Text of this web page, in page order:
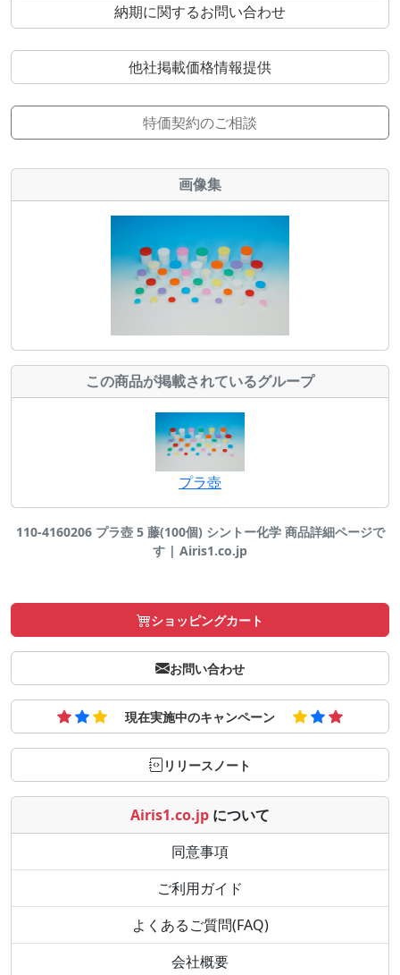
納期に関するお問い合わせ
他社掲載価格情報提供
特価契約のご相談
画像集
この商品が掲載されているグループ
プラ壺
110-4160206 プラ壺 5 藤(100個) シントー化学 商品詳細ページで
す | Airis1.co.jp
ショッピングカート
お問い合わせ
現在実施中のキャンペーン
リリースノート
Airis1.co.jp について
同意事項
ご利用ガイド
よくあるご質問(FAQ)
会社概要